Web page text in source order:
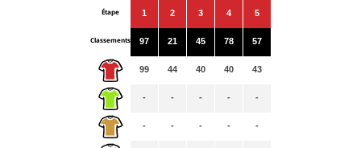
Étape
Classements
1
97
99
-
-
2
21
44
-
-
3
45
40
-
-
4
78
40
-
-
5
57
43
-
-